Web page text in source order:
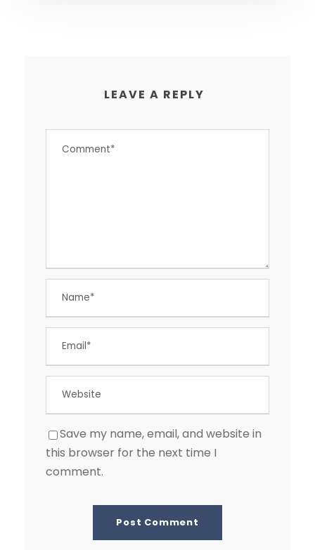
LEAVE A REPLY
Save my name, email, and website in
this browser for the next time I
comment.